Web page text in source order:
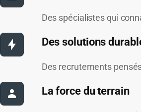
Des spécialistes qui
Des solutions
Des recrutements
La force du terrain